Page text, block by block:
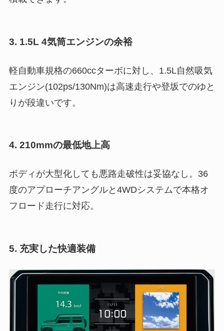
3. 1.5L 4気筒エンジンの余裕
軽自動車規格の660ccターボに対し、1.5L自然吸気
エンジン(102ps/130Nm)は高速走行や登坂でのゆと
りが段違いです。
4. 210mmの最低地上高
ボディが大型化しても悪路走破性は妥協なし。36
度のアプローチアングルと4WDシステムで本格オ
フロード走行に対応。
5. 充実した快適装備